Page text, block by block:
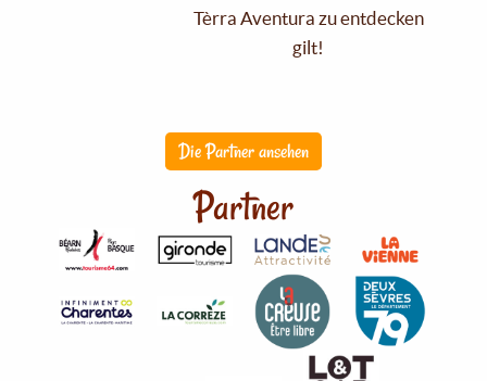
Tèrra Aventura zu entdecken
gilt!
Die Partner ansehen
Partner